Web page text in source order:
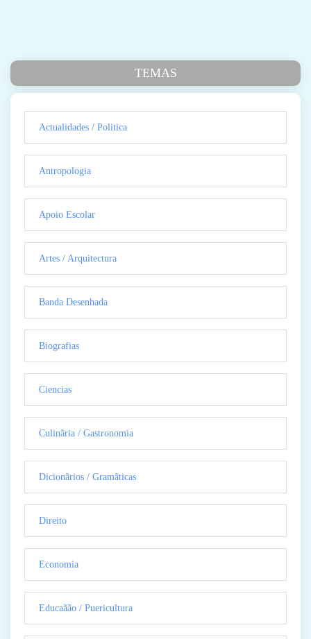
TEMAS
Actualidades / Politica
Antropologia
Apoio Escolar
Artes / Arquitectura
Banda Desenhada
Biografias
Ciencias
Culinãria / Gastronomia
Dicionãrios / Gramãticas
Direito
Economia
Educaãão / Puericultura